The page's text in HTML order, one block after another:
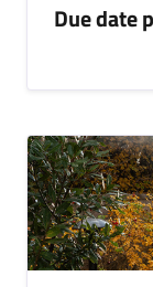
Due date